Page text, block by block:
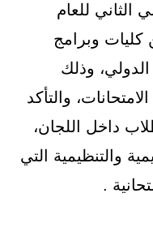
الثاني للعام
بعدد من كليات وبرامج
الدولي، وذلك
والتأكد
داخل اللجان،
والتنظيمية التي
.